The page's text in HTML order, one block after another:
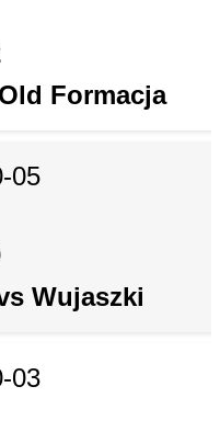
Formacja
05
Wujaszki
03